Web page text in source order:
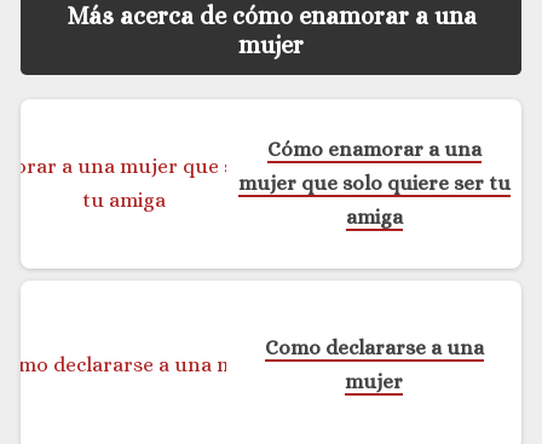
Más acerca de cómo enamorar a una
mujer
Cómo enamorar a una
mujer que solo quiere ser tu
amiga
Como declararse a una
mujer